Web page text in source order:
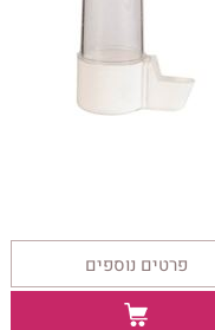
פרטים נוספים